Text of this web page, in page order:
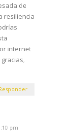
de
resiliencia
internet
pm